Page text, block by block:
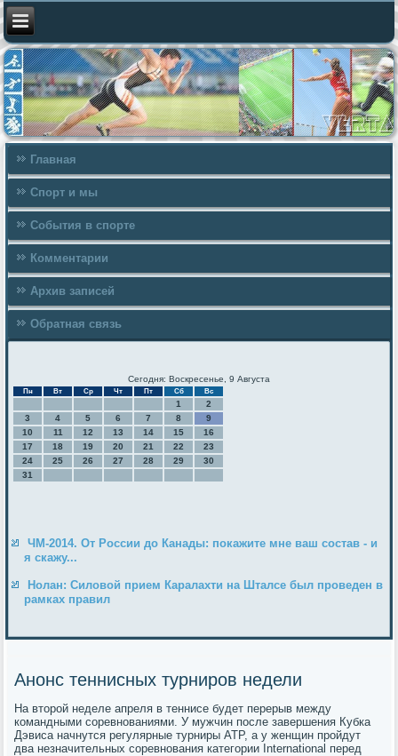
Главная
Спорт и мы
События в спорте
Комментарии
Архив записей
Обратная связь
Сегодня: Воскресенье, 9 Августа
Пн Вт Ср Чт Пт Сб Вс
1
2
3
4 5 6 7 8
9
10
11 12 13 14 15
16
17
18 19 20 21 22
23
24
25 26 27 28 29
30
31
ЧМ-2014. От России до Канады: покажите мне ваш состав - и
я скажу...
Нолан: Силовой прием Каралахти на Шталсе был проведен в
рамках правил
Анонс теннисных турниров недели
На второй неделе апреля в теннисе будет перерыв между
командными соревнованиями. У мужчин после завершения Кубка
Дэвиса начнутся регулярные турниры ATP, а у женщин пройдут
два незначительных соревнования категории International перед